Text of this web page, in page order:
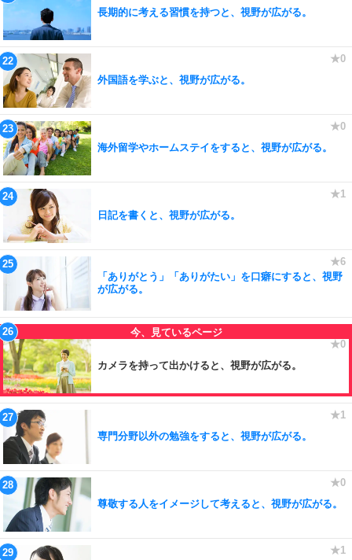
長期的に考える習慣を持つと、視野が広がる。
外国語を学ぶと、視野が広がる。
海外留学やホームステイをすると、視野が広がる。
日記を書くと、視野が広がる。
「ありがとう」「ありがたい」を口癖にすると、視野
が広がる。
カメラを持って出かけると、視野が広がる。
専門分野以外の勉強をすると、視野が広がる。
尊敬する人をイメージして考えると、視野が広がる。